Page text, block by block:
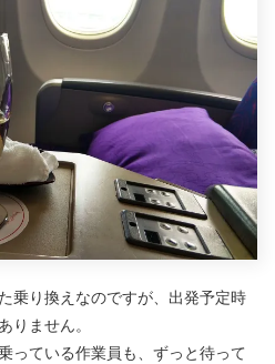
乗り換えなのですが、出発予定時
りません。
っている作業員も、ずっと待って